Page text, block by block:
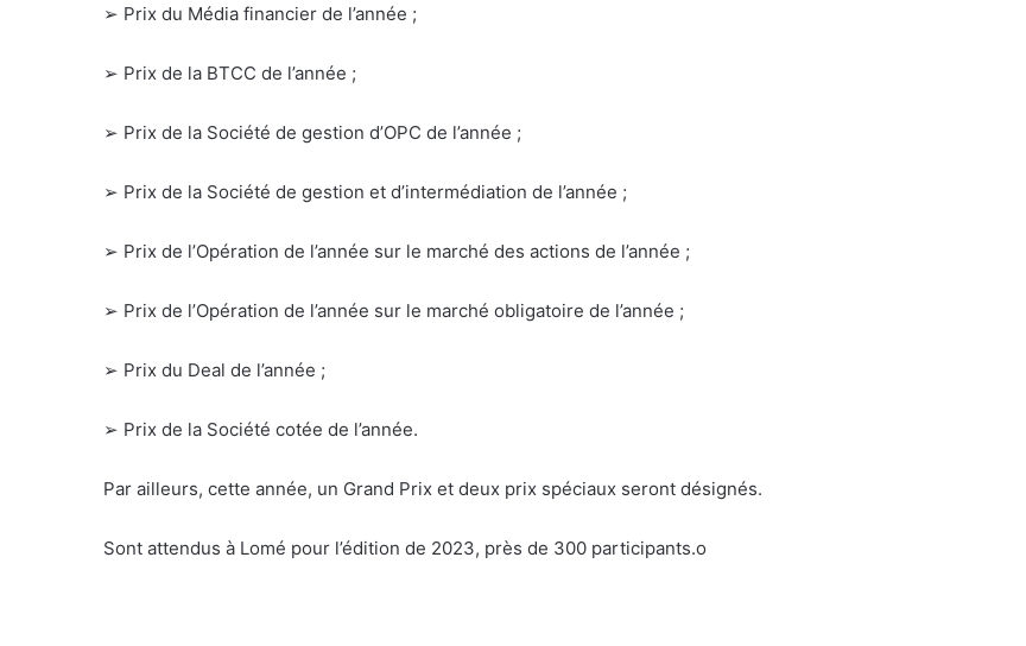
➢ Prix du Média financier de l’année ;
➢ Prix de la BTCC de l’année ;
➢ Prix de la Société de gestion d’OPC de l’année ;
➢ Prix de la Société de gestion et d’intermédiation de l’année ;
➢ Prix de l’Opération de l’année sur le marché des actions de l’année ;
➢ Prix de l’Opération de l’année sur le marché obligatoire de l’année ;
➢ Prix du Deal de l’année ;
➢ Prix de la Société cotée de l’année.
Par ailleurs, cette année, un Grand Prix et deux prix spéciaux seront désignés.
Sont attendus à Lomé pour l’édition de 2023, près de 300 participants.o